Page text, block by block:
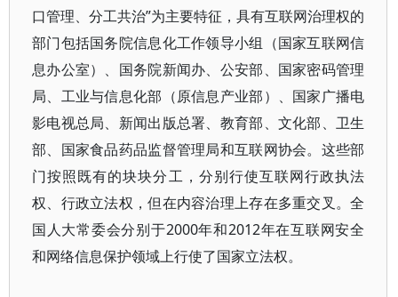
口管理、分工共治”为主要特征，具有互联网治理权的
部门包括国务院信息化工作领导小组（国家互联网信
息办公室）、国务院新闻办、公安部、国家密码管理
局、工业与信息化部（原信息产业部）、国家广播电
影电视总局、新闻出版总署、教育部、文化部、卫生
部、国家食品药品监督管理局和互联网协会。这些部
门按照既有的块块分工，分别行使互联网行政执法
权、行政立法权，但在内容治理上存在多重交叉。全
国人大常委会分别于2000年和2012年在互联网安全
和网络信息保护领域上行使了国家立法权。